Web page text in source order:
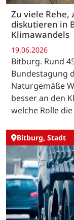
Zu viele Rehe,
diskutieren in
Klimawandels
19.06.2026
Bitburg. Rund
Bundestagung
Naturgemäße
besser an den
welche Rolle
Bitburg, Stadt